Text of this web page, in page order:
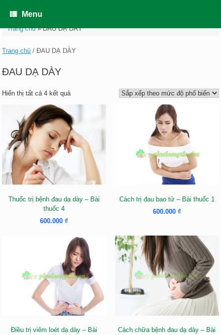
Menu
Trang chủ»ĐAU DẠ DÀY
Trang chủ / ĐAU DẠ DÀY
ĐAU DẠ DÀY
Hiển thị tất cả 4 kết quảĐã
theo
mức
độ
phổ
Thuốc trị bệnh đau dạ dày – Bài
thuốc 4
600.000₫
Cách trị đau bao tử – Bài thuốc 1
600.000 ₫
Điều trị viêm loét dạ dày – Bài
Cách chữa bệnh đau dạ dày – Bài